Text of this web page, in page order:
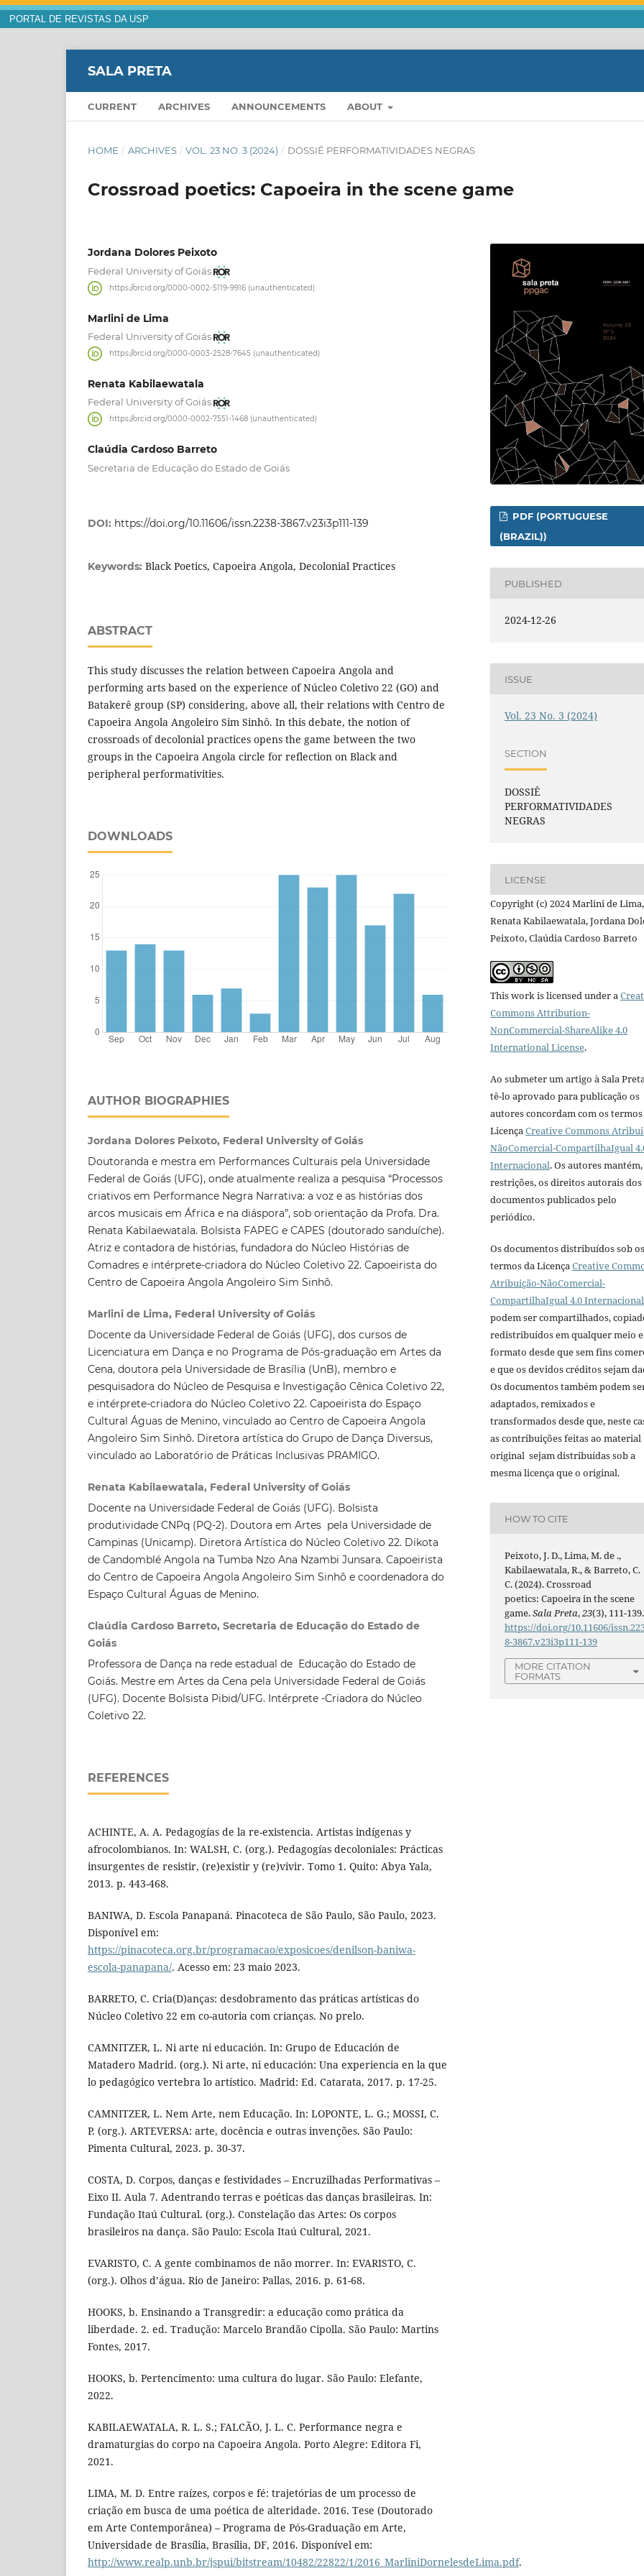
PORTAL DE REVISTAS DA USP
SALA PRETA
CURRENT ARCHIVES ANNOUNCEMENTS ABOUT
HOME / ARCHIVES / VOL. 23 NO. 3 (2024) / DOSSIÊ PERFORMATIVIDADES NEGRAS
Crossroad poetics: Capoeira in the scene game
Jordana Dolores Peixoto
Federal University of Goiás
https://orcid.org/0000-0002-5119-9916 (unauthenticated)
Marlini de Lima
Federal University of Goiás
https://orcid.org/0000-0003-2528-7645 (unauthenticated)
Renata Kabilaewatala
Federal University of Goiás
https://orcid.org/0000-0002-7551-1468 (unauthenticated)
Claúdia Cardoso Barreto
Secretaria de Educação do Estado de Goiás
DOI: https://doi.org/10.11606/issn.2238-3867.v23i3p111-139
Keywords: Black Poetics, Capoeira Angola, Decolonial Practices
ABSTRACT
This study discusses the relation between Capoeira Angola and
performing arts based on the experience of Núcleo Coletivo 22 (GO) and
Batakerê group (SP) considering, above all, their relations with Centro de
Capoeira Angola Angoleiro Sim Sinhô. In this debate, the notion of
crossroads of decolonial practices opens the game between the two
groups in the Capoeira Angola circle for reflection on Black and
peripheral performativities.
DOWNLOADS
AUTHOR BIOGRAPHIES
Jordana Dolores Peixoto, Federal University of Goiás
Doutoranda e mestra em Performances Culturais pela Universidade
Federal de Goiás (UFG), onde atualmente realiza a pesquisa “Processos
criativos em Performance Negra Narrativa: a voz e as histórias dos
arcos musicais em África e na diáspora”, sob orientação da Profa. Dra.
Renata Kabilaewatala. Bolsista FAPEG e CAPES (doutorado sanduíche).
Atriz e contadora de histórias, fundadora do Núcleo Histórias de
Comadres e intérprete-criadora do Núcleo Coletivo 22. Capoeirista do
Centro de Capoeira Angola Angoleiro Sim Sinhô.
Marlini de Lima, Federal University of Goiás
Docente da Universidade Federal de Goiás (UFG), dos cursos de
Licenciatura em Dança e no Programa de Pós-graduação em Artes da
Cena, doutora pela Universidade de Brasília (UnB), membro e
pesquisadora do Núcleo de Pesquisa e Investigação Cênica Coletivo 22,
e intérprete-criadora do Núcleo Coletivo 22. Capoeirista do Espaço
Cultural Águas de Menino, vinculado ao Centro de Capoeira Angola
Angoleiro Sim Sinhô. Diretora artística do Grupo de Dança Diversus,
vinculado ao Laboratório de Práticas Inclusivas PRAMIGO.
Renata Kabilaewatala, Federal University of Goiás
Docente na Universidade Federal de Goiás (UFG). Bolsista
produtividade CNPq (PQ-2). Doutora em Artes pela Universidade de
Campinas (Unicamp). Diretora Artística do Núcleo Coletivo 22. Dikota
de Candomblé Angola na Tumba Nzo Ana Nzambi Junsara. Capoeirista
do Centro de Capoeira Angola Angoleiro Sim Sinhô e coordenadora do
Espaço Cultural Águas de Menino.
Claúdia Cardoso Barreto, Secretaria de Educação do Estado de
Goiás
Professora de Dança na rede estadual de Educação do Estado de
Goiás. Mestre em Artes da Cena pela Universidade Federal de Goiás
(UFG). Docente Bolsista Pibid/UFG. Intérprete -Criadora do Núcleo
Coletivo 22.
REFERENCES
ACHINTE, A. A. Pedagogías de la re-existencia. Artistas indígenas y
afrocolombianos. In: WALSH, C. (org.). Pedagogías decoloniales: Prácticas
insurgentes de resistir, (re)existir y (re)vivir. Tomo 1. Quito: Abya Yala,
2013. p. 443-468.
BANIWA, D. Escola Panapaná. Pinacoteca de São Paulo, São Paulo, 2023.
Disponível em:
https://pinacoteca.org.br/programacao/exposicoes/denilson-baniwa-
escola-panapana/. Acesso em: 23 maio 2023.
BARRETO, C. Cria(D)anças: desdobramento das práticas artísticas do
Núcleo Coletivo 22 em co-autoria com crianças. No prelo.
CAMNITZER, L. Ni arte ni educación. In: Grupo de Educación de
Matadero Madrid. (org.). Ni arte, ni educación: Una experiencia en la que
lo pedagógico vertebra lo artístico. Madrid: Ed. Catarata, 2017. p. 17-25.
CAMNITZER, L. Nem Arte, nem Educação. In: LOPONTE, L. G.; MOSSI, C.
P. (org.). ARTEVERSA: arte, docência e outras invenções. São Paulo:
Pimenta Cultural, 2023. p. 30-37.
COSTA, D. Corpos, danças e festividades – Encruzilhadas Performativas –
Eixo II. Aula 7. Adentrando terras e poéticas das danças brasileiras. In:
Fundação Itaú Cultural. (org.). Constelação das Artes: Os corpos
brasileiros na dança. São Paulo: Escola Itaú Cultural, 2021.
EVARISTO, C. A gente combinamos de não morrer. In: EVARISTO, C.
(org.). Olhos d’água. Rio de Janeiro: Pallas, 2016. p. 61-68.
HOOKS, b. Ensinando a Transgredir: a educação como prática da
liberdade. 2. ed. Tradução: Marcelo Brandão Cipolla. São Paulo: Martins
Fontes, 2017.
HOOKS, b. Pertencimento: uma cultura do lugar. São Paulo: Elefante,
2022.
KABILAEWATALA, R. L. S.; FALCÃO, J. L. C. Performance negra e
dramaturgias do corpo na Capoeira Angola. Porto Alegre: Editora Fi,
2021.
LIMA, M. D. Entre raízes, corpos e fé: trajetórias de um processo de
criação em busca de uma poética de alteridade. 2016. Tese (Doutorado
em Arte Contemporânea) – Programa de Pós-Graduação em Arte,
Universidade de Brasília, Brasília, DF, 2016. Disponível em:
http://www.realp.unb.br/jspui/bitstream/10482/22822/1/2016_MarliniDornelesdeLima.pdf.
PDF (PORTUGUESE
(BRAZIL))
PUBLISHED
2024-12-26
ISSUE
Vol. 23 No. 3 (2024)
SECTION
DOSSIÊ
PERFORMATIVIDADES
NEGRAS
LICENSE
Copyright (c) 2024 Marlini de Lima,
Renata Kabilaewatala, Jordana
Peixoto, Claúdia Cardoso Barreto
This work is licensed under a
Commons Attribution-
NonCommercial-ShareAlike 4.0
International License.
Ao submeter um artigo à Sala
tê-lo aprovado para publicação os
autores concordam com os
LicençaCreative Commons
NãoComercial-CompartilhaIgual
Internacional. Os autores
restrições, os direitos autorais dos
documentos publicados pelo
periódico.
Os documentos distribuídos sob os
termos da LicençaCreative
Atribuição-NãoComercial-
CompartilhaIgual 4.0 Internacional
podem ser compartilhados,
redistribuídos em qualquer meio e
formato desde que sem fins
e que os devidos créditos sejam
Os documentos também podem
adaptados, remixados e
transformados desde que, neste
as contribuições feitas ao material
original sejam distribuídas sob a
mesma licença que o original.
HOW TO CITE
Peixoto, J. D., Lima, M. de .,
Kabilaewatala, R., & Barreto, C.
C. (2024). Crossroad
poetics: Capoeira in the scene
game.Sala Preta,23(3), 111-139.
https://doi.org/10.11606/
8-3867.v23i3p111-139
MORE CITATION
FORMATS